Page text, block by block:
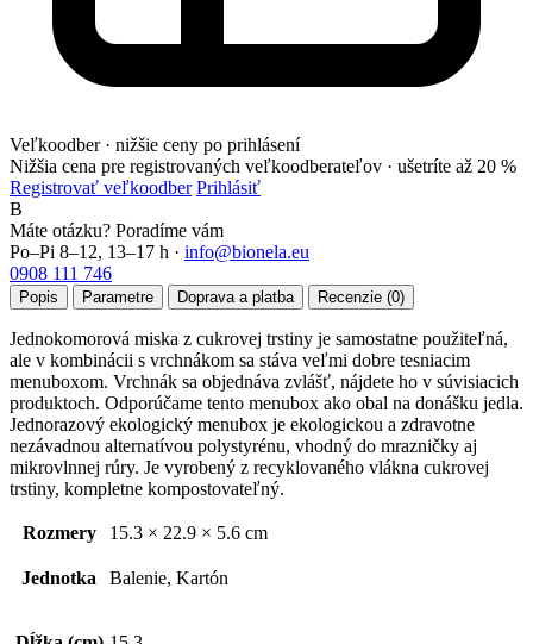
Veľkoodber · nižšie ceny po prihlásení
Nižšia cena pre registrovaných veľkoodberateľov · ušetríte až 20 %
Registrovať veľkoodber Prihlásiť
B
Máte otázku? Poradíme vám
Po–Pi 8–12, 13–17 h · info@bionela.eu
0908 111 746
Popis Parametre Doprava a platba Recenzie (0)
Jednokomorová miska z cukrovej trstiny je samostatne použiteľná,
ale v kombinácii s vrchnákom sa stáva veľmi dobre tesniacim
menuboxom. Vrchnák sa objednáva zvlášť, nájdete ho v súvisiacich
produktoch. Odporúčame tento menubox ako obal na donášku jedla.
Jednorazový ekologický menubox je ekologickou a zdravotne
nezávadnou alternatívou polystyrénu, vhodný do mrazničky aj
mikrovlnnej rúry. Je vyrobený z recyklovaného vlákna cukrovej
trstiny, kompletne kompostovateľný.
Rozmery 15.3 × 22.9 × 5.6 cm
Jednotka Balenie, Kartón